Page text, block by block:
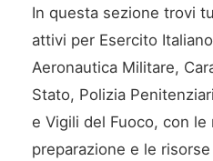
In questa sezione trovi
attivi per Esercito
Aeronautica Militare,
Stato, Polizia
e Vigili del Fuoco, con le
preparazione e le